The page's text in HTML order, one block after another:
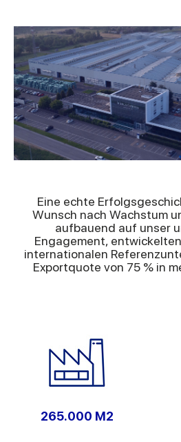
Eine echte
Wunsch nach Wachstum
aufbauend auf unser
Engagement,
internationalen
Exportquote von 75 % in
265.000 M2